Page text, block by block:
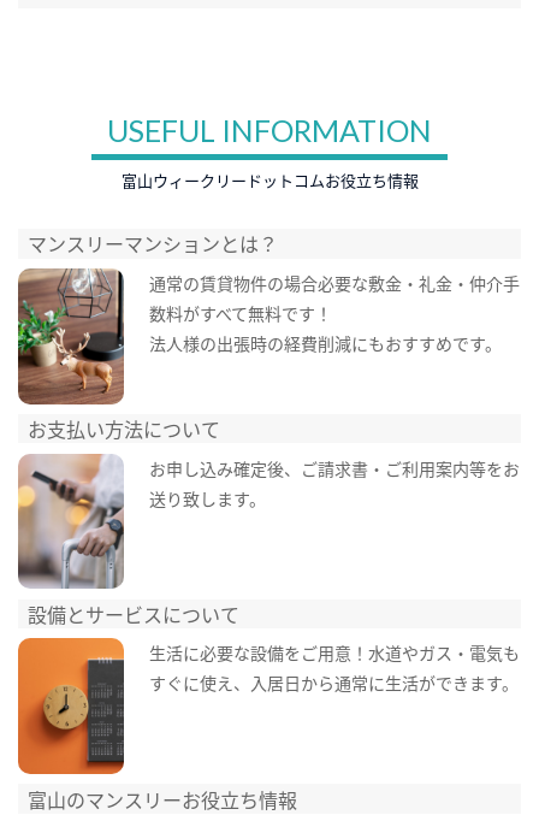
USEFUL INFORMATION
富山ウィークリードットコムお役立ち情報
マンスリーマンションとは？
通常の賃貸物件の場合必要な敷金・礼金・仲介手
数料がすべて無料です！
法人様の出張時の経費削減にもおすすめです。
お支払い方法について
お申し込み確定後、ご請求書・ご利用案内等をお
送り致します。
設備とサービスについて
生活に必要な設備をご用意！水道やガス・電気も
すぐに使え、入居日から通常に生活ができます。
富山のマンスリーお役立ち情報